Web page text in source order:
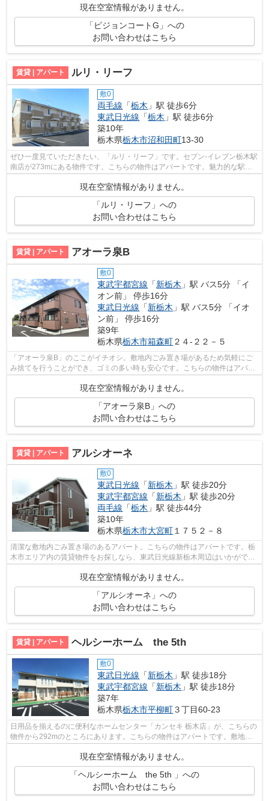
現在空室情報がありません。
「ピジョンコートG」への
お問い合わせはこちら
賃貸 | アパート ルリ・リーフ
敷0
両毛線 「栃木 」駅 徒歩6分
東武日光線 「栃木 」駅 徒歩6分
築10年
栃木県栃木市沼和田町13-30
ぜひ一度見ていただきたい、「ルリ・リーフ」です。セブン-イレブン栃木駅
南店が273mにある物件です。こちらの物件はアパートです。魅力的な駅近
現在空室情報がありません。
「ルリ・リーフ」への
お問い合わせはこちら
賃貸 | アパート アオーラ泉B
敷0
東武宇都宮線 「新栃木 」駅 バス5分 「イ
オン前」 停歩16分
東武日光線 「新栃木 」駅 バス5分 「イオ
ン前」 停歩16分
築9年
栃木県栃木市箱森町２４-２２－５
「アオーラ泉B」のここがイチオシ。敷地内ごみ置き場があるため気軽にご
み捨てを行うことができ、ゴミの多い時も安心です。こちらの物件はアパー
トです。まだ気になる物件が見つからな...
現在空室情報がありません。
「アオーラ泉B」への
お問い合わせはこちら
賃貸 | アパート アルシオーネ
敷0
東武日光線 「新栃木 」駅 徒歩20分
東武宇都宮線 「新栃木 」駅 徒歩20分
両毛線 「栃木 」駅 徒歩44分
築10年
栃木県栃木市大宮町１７５２－８
清潔な敷地内ごみ置き場のあるアパート。こちらの物件はアパートです。栃
木市エリア内の賃貸物件をお探しなら、東武日光線新栃木周辺はいかがでし
現在空室情報がありません。
「アルシオーネ」への
お問い合わせはこちら
賃貸 | アパート ヘルシーホーム the 5th
敷0
東武日光線 「新栃木 」駅 徒歩18分
東武宇都宮線 「新栃木 」駅 徒歩18分
築7年
栃木県栃木市平柳町３丁目60-23
日用品を揃えるのに便利なホームセンター「カンセキ 栃木店」が、こちらの
物件から292mのところにあります。こちらの物件はアパートです。敷地内
現在空室情報がありません。
「ヘルシーホーム the 5th 」への
お問い合わせはこちら